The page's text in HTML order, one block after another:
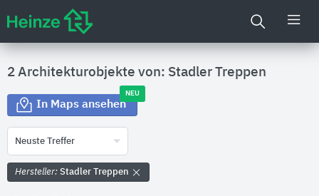
2 Architekturobjekte von: Stadler Treppen
In Maps ansehen
NEU
Neuste Treffer
Hersteller: Stadler Treppen